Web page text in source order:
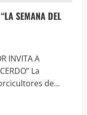
SEMANA DEL
INVITA A
La
de...